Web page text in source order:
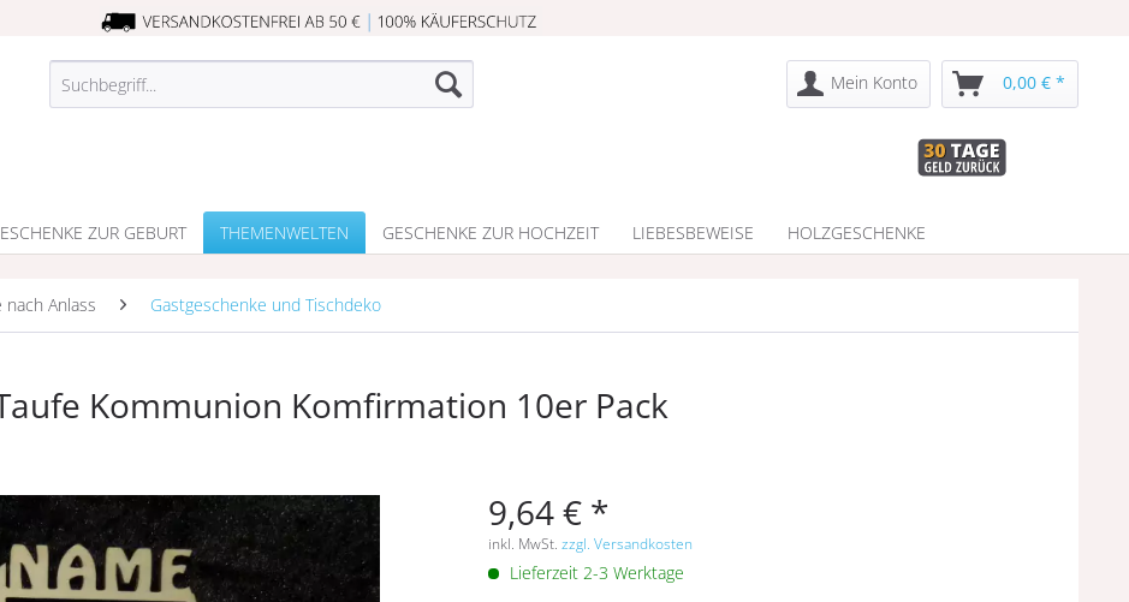
Mein Konto 0,00 € *
ZUR GEBURT THEMENWELTEN GESCHENKE ZUR HOCHZEIT LIEBESBEWEISE HOLZGESCHENKE
nach Anlass Gastgeschenke und Tischdeko
Kommunion Komfirmation 10er Pack
9,64 € *
inkl. MwSt.zzgl. Versandkosten
Lieferzeit 2-3 Werktage